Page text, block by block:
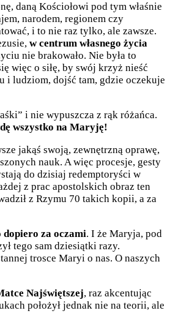
daną Kościołowi pod tym właśnie
narodem, regionem czy
i to nie raz tylko, ale zawsze.
w centrum własnego życia
nie brakowało. Nie była to
więc o siłę, by swój krzyż nieść
i ludziom, dojść tam, gdzie oczekuje
i nie wypuszcza z rąk różańca.
wszystko na Maryję!
jakąś swoją, zewnętrzną oprawę,
nauk. A więc procesje, gesty
do dzisiaj redemptoryści w
z prac apostolskich obraz ten
z Rzymu 70 takich kopii, a za
dopiero za oczami. I że Maryja, pod
tego sam dziesiątki razy.
trosce Maryi o nas. O naszych
Najświętszej, raz akcentując
położył jednak nie na teorii, ale